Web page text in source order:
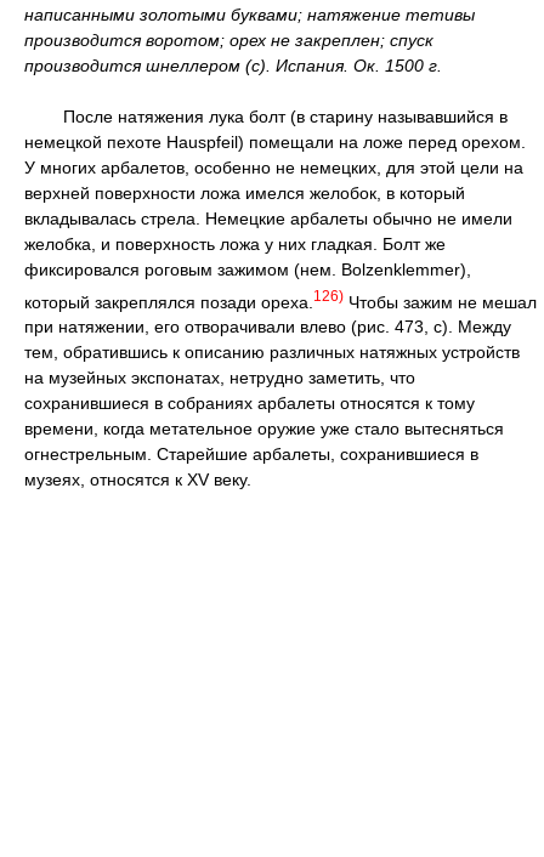
написанными золотыми буквами; натяжение тетивы
производится воротом; орех не закреплен; спуск
производится шнеллером (с). Испания. Ок. 1500 г.
После натяжения лука болт (в старину называвшийся в
немецкой пехоте Hauspfeil) помещали на ложе перед орехом.
У многих арбалетов, особенно не немецких, для этой цели на
верхней поверхности ложа имелся желобок, в который
вкладывалась стрела. Немецкие арбалеты обычно не имели
желобка, и поверхность ложа у них гладкая. Болт же
фиксировался роговым зажимом (нем. Bolzenklemmer),
который закреплялся позади ореха. 126) Чтобы зажим не мешал
при натяжении, его отворачивали влево (рис. 473, с). Между
тем, обратившись к описанию различных натяжных устройств
на музейных экспонатах, нетрудно заметить, что
сохранившиеся в собраниях арбалеты относятся к тому
времени, когда метательное оружие уже стало вытесняться
огнестрельным. Старейшие арбалеты, сохранившиеся в
музеях, относятся к XV веку.